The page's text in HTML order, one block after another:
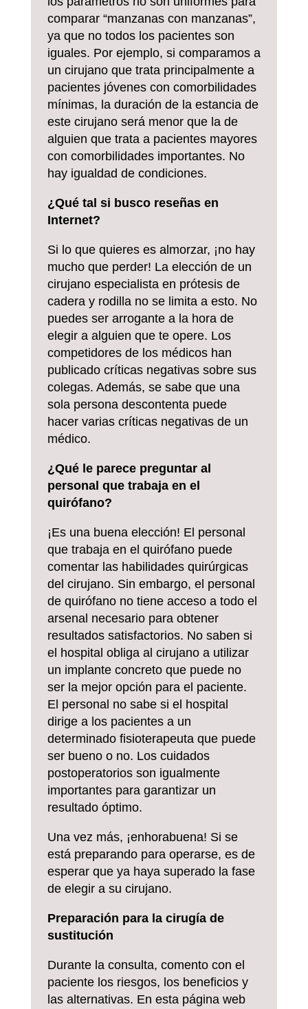
comparar “manzanas con manzanas”,
ya que no todos los pacientes son
iguales. Por ejemplo, si comparamos a
un cirujano que trata principalmente a
pacientes jóvenes con comorbilidades
mínimas, la duración de la estancia de
este cirujano será menor que la de
alguien que trata a pacientes mayores
con comorbilidades importantes. No
hay igualdad de condiciones.
¿Qué tal si busco reseñas en
Internet?
Si lo que quieres es almorzar, ¡no hay
mucho que perder! La elección de un
cirujano especialista en prótesis de
cadera y rodilla no se limita a esto. No
puedes ser arrogante a la hora de
elegir a alguien que te opere. Los
competidores de los médicos han
publicado críticas negativas sobre sus
colegas. Además, se sabe que una
sola persona descontenta puede
hacer varias críticas negativas de un
médico.
¿Qué le parece preguntar al
personal que trabaja en el
quirófano?
¡Es una buena elección! El personal
que trabaja en el quirófano puede
comentar las habilidades quirúrgicas
del cirujano. Sin embargo, el personal
de quirófano no tiene acceso a todo el
arsenal necesario para obtener
resultados satisfactorios. No saben si
el hospital obliga al cirujano a utilizar
un implante concreto que puede no
ser la mejor opción para el paciente.
El personal no sabe si el hospital
dirige a los pacientes a un
determinado fisioterapeuta que puede
ser bueno o no. Los cuidados
postoperatorios son igualmente
importantes para garantizar un
resultado óptimo.
Una vez más, ¡enhorabuena! Si se
está preparando para operarse, es de
esperar que ya haya superado la fase
de elegir a su cirujano.
Preparación para la cirugía de
sustitución
Durante la consulta, comento con el
paciente los riesgos, los beneficios y
las alternativas. En esta página web